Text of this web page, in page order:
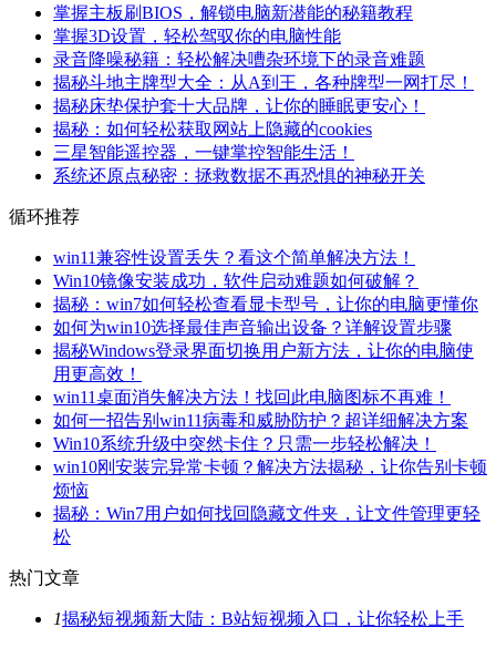
掌握主板刷BIOS，解锁电脑新潜能的秘籍教程
掌握3D设置，轻松驾驭你的电脑性能
录音降噪秘籍：轻松解决嘈杂环境下的录音难题
揭秘斗地主牌型大全：从A到王，各种牌型一网打尽！
揭秘床垫保护套十大品牌，让你的睡眠更安心！
揭秘：如何轻松获取网站上隐藏的cookies
三星智能遥控器，一键掌控智能生活！
系统还原点秘密：拯救数据不再恐惧的神秘开关
循环推荐
win11兼容性设置丢失？看这个简单解决方法！
Win10镜像安装成功，软件启动难题如何破解？
揭秘：win7如何轻松查看显卡型号，让你的电脑更懂你
如何为win10选择最佳声音输出设备？详解设置步骤
揭秘Windows登录界面切换用户新方法，让你的电脑使
用更高效！
win11桌面消失解决方法！找回此电脑图标不再难！
如何一招告别win11病毒和威胁防护？超详细解决方案
Win10系统升级中突然卡住？只需一步轻松解决！
win10刚安装完异常卡顿？解决方法揭秘，让你告别卡顿
烦恼
揭秘：Win7用户如何找回隐藏文件夹，让文件管理更轻
松
热门文章
1揭秘短视频新大陆：B站短视频入口，让你轻松上手